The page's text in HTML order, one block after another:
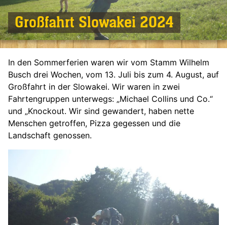
Großfahrt Slowakei 2024
In den Sommerferien waren wir vom Stamm Wilhelm
Busch drei Wochen, vom 13. Juli bis zum 4. August, auf
Großfahrt in der Slowakei. Wir waren in zwei
Fahrtengruppen unterwegs: „Michael Collins und Co.“
und „Knockout. Wir sind gewandert, haben nette
Menschen getroffen, Pizza gegessen und die
Landschaft genossen.